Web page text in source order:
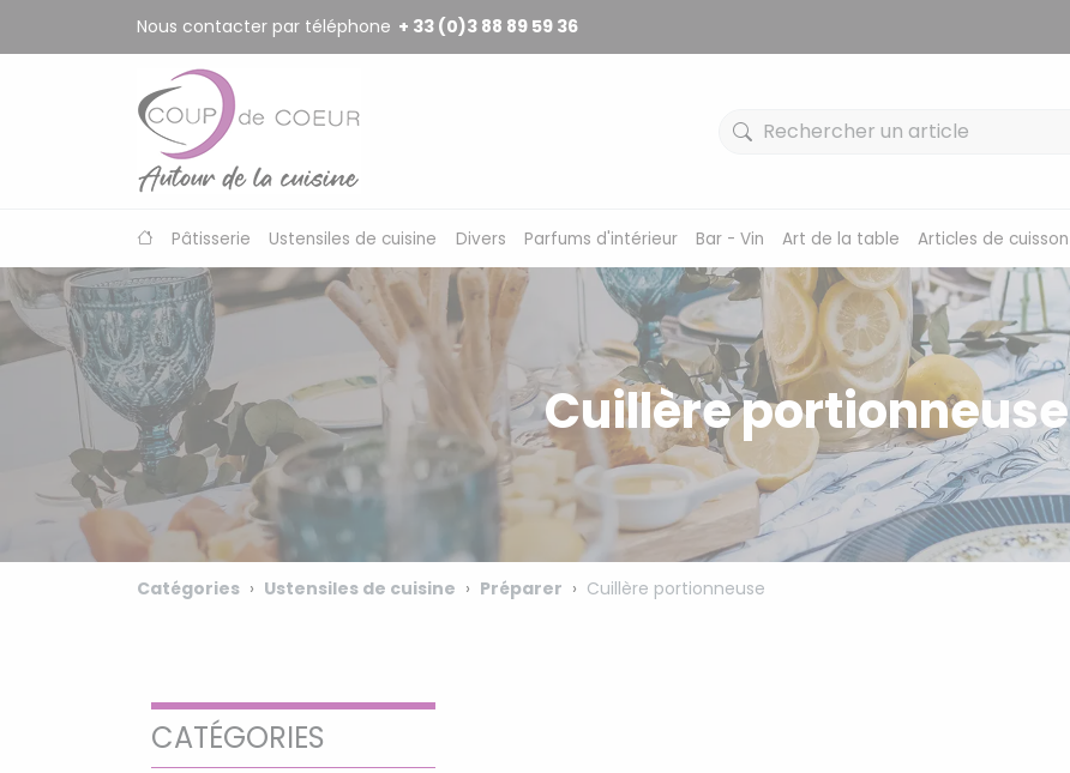
Nous contacter par téléphone + 33 (0)3 88 89 59 36
Pâtisserie Ustensiles de cuisine Divers Parfums d'intérieur Bar - Vin Art de la table Articles de cuisson
Cuillère portionneuse
Catégories Ustensiles de cuisine Préparer Cuillère portionneuse
CATÉGORIES
Panneau de gestion des cookies